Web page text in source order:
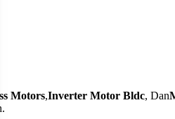
Motors,Inverter Motor Bldc, Dan